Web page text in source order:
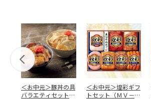
＜お中元＞豚丼の具
バラエティセット
＜お中元＞煌彩ギフ
トセット（ＭＶ－５